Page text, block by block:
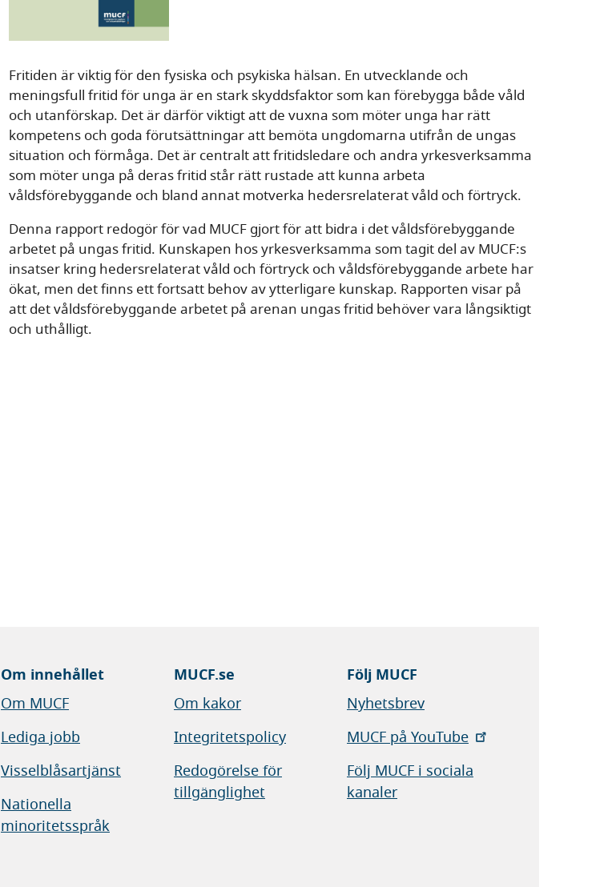
Fritiden är viktig för den fysiska och psykiska hälsan. En utvecklande och
meningsfull fritid för unga är en stark skyddsfaktor som kan förebygga både våld
och utanförskap. Det är därför viktigt att de vuxna som möter unga har rätt
kompetens och goda förutsättningar att bemöta ungdomarna utifrån de ungas
situation och förmåga. Det är centralt att fritidsledare och andra yrkesverksamma
som möter unga på deras fritid står rätt rustade att kunna arbeta
våldsförebyggande och bland annat motverka hedersrelaterat våld och förtryck.
Denna rapport redogör för vad MUCF gjort för att bidra i det våldsförebyggande
arbetet på ungas fritid. Kunskapen hos yrkesverksamma som tagit del av MUCF:s
insatser kring hedersrelaterat våld och förtryck och våldsförebyggande arbete har
ökat, men det finns ett fortsatt behov av ytterligare kunskap. Rapporten visar på
att det våldsförebyggande arbetet på arenan ungas fritid behöver vara långsiktigt
och uthålligt.
Om innehållet
Om MUCF
Lediga jobb
Visselblåsartjänst
Nationella
minoritetsspråk
MUCF.se
Om kakor
Integritetspolicy
Redogörelse för
tillgänglighet
Följ MUCF
Nyhetsbrev
MUCF på YouTube
Följ MUCF i sociala
kanaler